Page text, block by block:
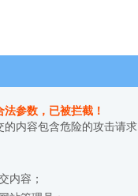
参数，已被拦截！
的内容包含危险的攻击请求
内容；